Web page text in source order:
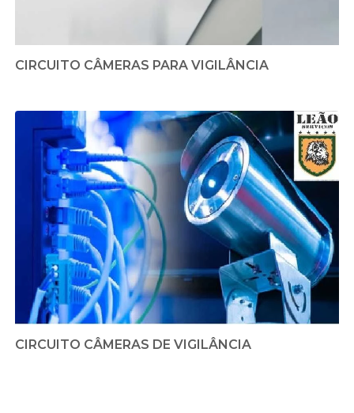
CIRCUITO CÂMERAS PARA VIGILÂNCIA
CIRCUITO CÂMERAS DE VIGILÂNCIA